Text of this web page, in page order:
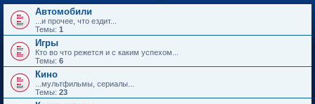
Автомобили
...и прочее, что ездит...
Темы: 1
Игры
Кто во что режется и с каким успехом...
Темы: 6
Кино
...мультфильмы, сериалы...
Темы: 23